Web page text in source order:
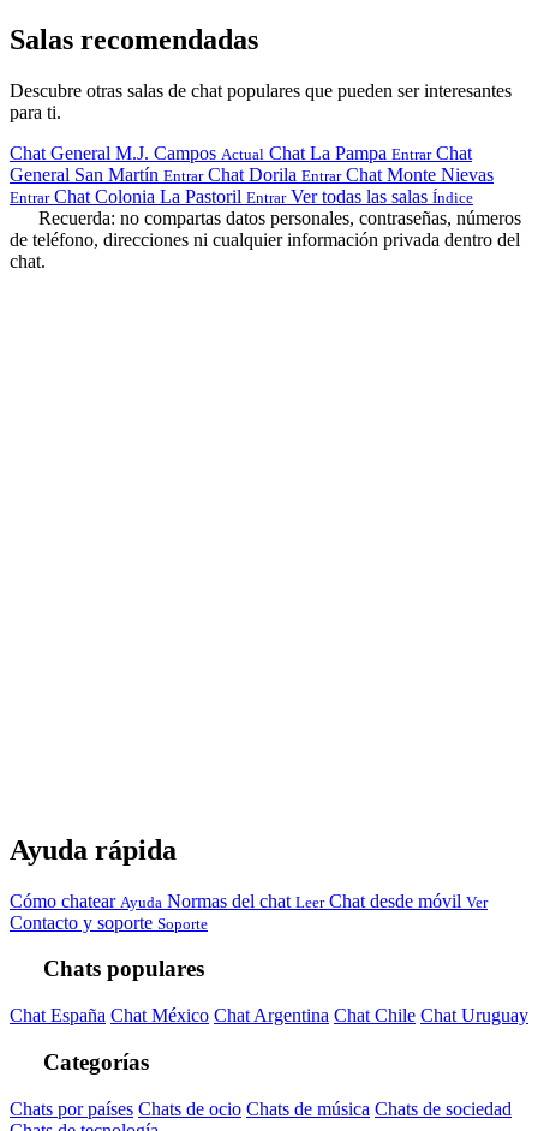
Salas recomendadas
Descubre otras salas de chat populares que pueden ser interesantes
para ti.
Chat General M.J. Campos Actual Chat La Pampa Entrar Chat
General San Martín Entrar Chat Dorila Entrar Chat Monte Nievas
Entrar Chat Colonia La Pastoril Entrar Ver todas las salas Índice
Recuerda: no compartas datos personales, contraseñas, números
de teléfono, direcciones ni cualquier información privada dentro del
chat.
Ayuda rápida
Cómo chatear Ayuda Normas del chat Leer Chat desde móvil Ver
Contacto y soporte Soporte
Chats populares
Chat España Chat México Chat Argentina Chat Chile Chat Uruguay
Categorías
Chats por países Chats de ocio Chats de música Chats de sociedad